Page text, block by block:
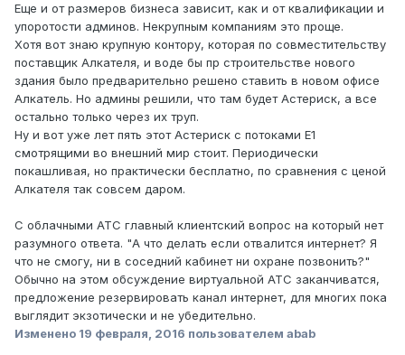
Еще и от размеров бизнеса зависит, как и от квалификации и
упоротости админов. Некрупным компаниям это проще.
Хотя вот знаю крупную контору, которая по совместительству
поставщик Алкателя, и воде бы пр строительстве нового
здания было предварительно решено ставить в новом офисе
Алкатель. Но админы решили, что там будет Астериск, а все
остально только через их труп.
Ну и вот уже лет пять этот Астериск с потоками E1
смотрящими во внешний мир стоит. Периодически
покашливая, но практически бесплатно, по сравнения с ценой
Алкателя так совсем даром.
С облачными АТС главный клиентский вопрос на который нет
разумного ответа. "А что делать если отвалится интернет? Я
что не смогу, ни в соседний кабинет ни охране позвонить?"
Обычно на этом обсуждение виртуальной АТС заканчиватся,
предложение резервировать канал интернет, для многих пока
выглядит экзотически и не убедительно.
Изменено 19 февраля, 2016 пользователем abab